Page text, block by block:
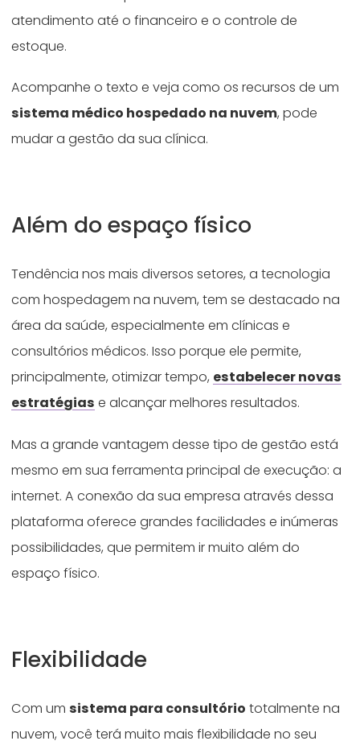
atendimento até o financeiro e o controle de
estoque.
Acompanhe o texto e veja como os recursos de um
sistema médico hospedado na nuvem, pode
mudar a gestão da sua clínica.
Além do espaço físico
Tendência nos mais diversos setores, a tecnologia
com hospedagem na nuvem, tem se destacado na
área da saúde, especialmente em clínicas e
consultórios médicos. Isso porque ele permite,
principalmente, otimizar tempo, estabelecer novas
estratégias e alcançar melhores resultados.
Mas a grande vantagem desse tipo de gestão está
mesmo em sua ferramenta principal de execução: a
internet. A conexão da sua empresa através dessa
plataforma oferece grandes facilidades e inúmeras
possibilidades, que permitem ir muito além do
espaço físico.
Flexibilidade
Com umsistema para consultório totalmente na
nuvem, você terá muito mais flexibilidade no seu